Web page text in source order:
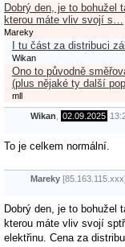
Dobrý den, je to bohužel
kterou máte vliv svojí s…
Mareky
I tu část za distribuci
Wikan
Ono to původně
(plus nějaké ty další
mll
Wikan 02.09.2025
To je celkem normální.
Mareky
Dobrý den, je to bohužel
kterou máte vliv svojí
elektřinu. Cena za